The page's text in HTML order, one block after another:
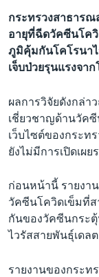
เลือกภาษา
กระทรวงสาธารณ
อายุที่ฉีดวัคซีนโค
ภูมิคุ้มกันโคโรนาไ
เจ็บป่วยรุนแรงจา
ผลการวิจัยดังกล่า
เชี่ยวชาญด้านวัค
เว็บไซต์ของกระท
ยังไม่มีการเปิดเผ
ก่อนหน้านี้ รายงา
วัคซีนโควิดเข็มที่ส
กันของวัคซีนกระ
ไวรัสสายพันธุ์เดล
รายงานของกระท